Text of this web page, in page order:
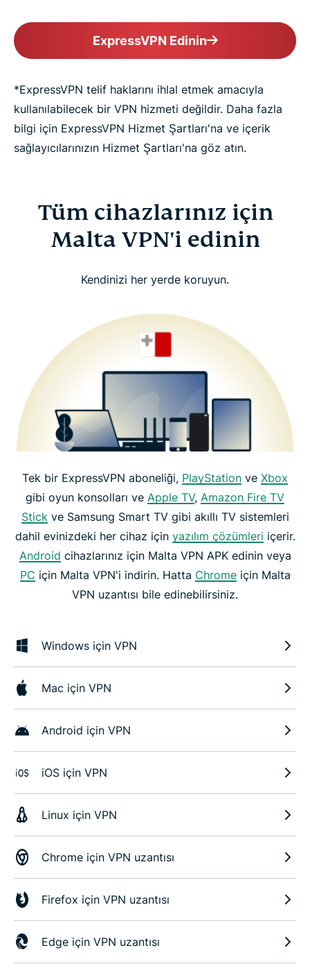
ExpressVPN Edinin
*ExpressVPN telif haklarını ihlal etmek amacıyla
kullanılabilecek bir VPN hizmeti değildir. Daha fazla
bilgi için ExpressVPN Hizmet Şartları'na ve içerik
sağlayıcılarınızın Hizmet Şartları'na göz atın.
Tüm cihazlarınız için
Malta VPN'i edinin
Kendinizi her yerde koruyun.
Tek bir ExpressVPN aboneliği, PlayStation ve Xbox
gibi oyun konsolları ve Apple TV, Amazon Fire TV
Stick ve Samsung Smart TV gibi akıllı TV sistemleri
dahil evinizdeki her cihaz için yazılım çözümleri içerir.
Android cihazlarınız için Malta VPN APK edinin veya
PC için Malta VPN'i indirin. Hatta Chromeiçin Malta
VPN uzantısı bile edinebilirsiniz.
Windows için VPN
Mac için VPN
Android için VPN
iOS için VPN
Linux için VPN
Chrome için VPN uzantısı
Firefox için VPN uzantısı
Edge için VPN uzantısı